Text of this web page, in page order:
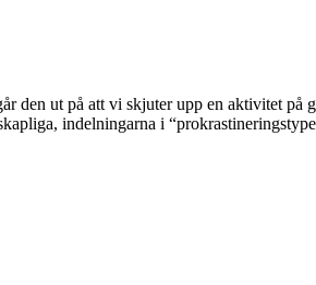
den ut på att vi skjuter upp en aktivitet på
indelningarna i